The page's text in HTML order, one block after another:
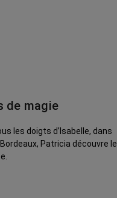
de magie
les doigts d’Isabelle, dans
Patricia découvre le